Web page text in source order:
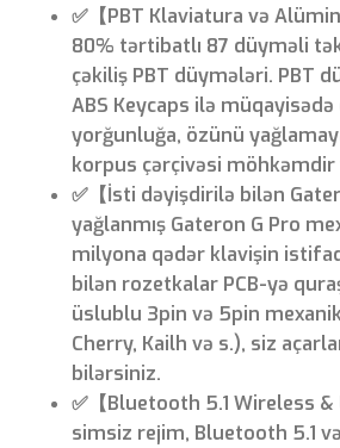
✅【PBT Klaviatura və
80% tərtibatlı 87 düyməli
çəkiliş PBT düymələri. PBT
ABS Keycaps ilə
yorğunluğa, özünü
korpus çərçivəsi
✅【İsti dəyişdirilə bilən
yağlanmış Gateron G Pro
milyona qədər klavişin
bilən rozetkalar PCB-yə
üslublu 3pin və 5pin
Cherry, Kailh və s.), siz
bilərsiniz.
✅【Bluetooth 5.1 Wireless &
simsiz rejim, Bluetooth 5.1